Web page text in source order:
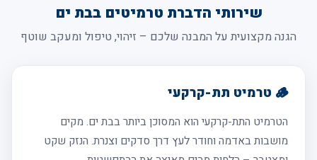
שירותי הדברת טרמיטים בבת ים
הגנה מקצועית על המבנה שלכם – זיהוי, טיפול ומעקב שוטף
🪵 טרמיט תת-קרקעי
הטרמיט התת-קרקעי הוא המסוכן ביותר בבת ים. מקים
מושבות באדמה וחודר לעץ דרך סדקים וצנרת. הנזק שקט